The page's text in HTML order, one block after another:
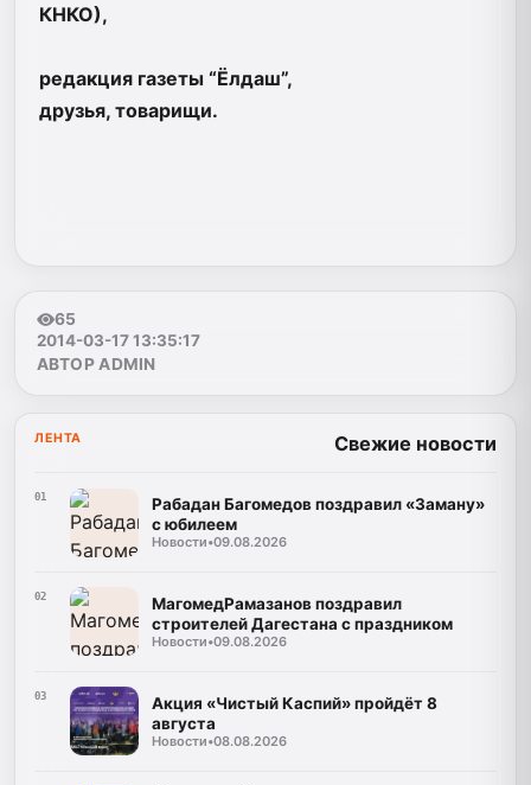
КНКО),
редакция газеты “Ёлдаш”,
друзья, товарищи.
65
2014-03-17 13:35:17
АВТОР ADMIN
ЛЕНТА Свежие новости
01
Рабадан Багомедов поздравил «Заману»
с юбилеем
Новости•09.08.2026
02
МагомедРамазанов поздравил
строителей Дагестана с праздником
Новости•09.08.2026
03
Акция «Чистый Каспий» пройдёт 8
августа
Новости•08.08.2026